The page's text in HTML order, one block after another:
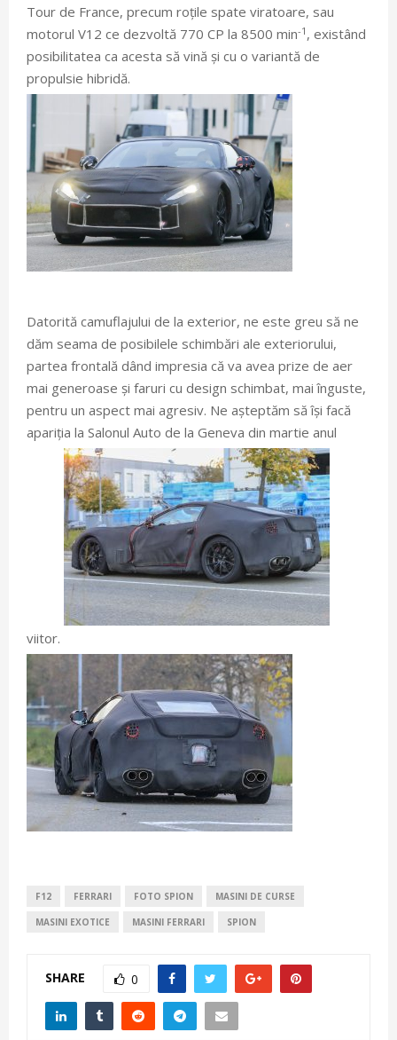
Tour de France, precum roțile spate viratoare, sau
motorul V12 ce dezvoltă 770 CP la 8500 min-1 , existând
posibilitatea ca acesta să vină și cu o variantă de
propulsie hibridă.
Datorită camuflajului de la exterior, ne este greu să ne
dăm seama de posibilele schimbări ale exteriorului,
partea frontală dând impresia că va avea prize de aer
mai generoase și faruri cu design schimbat, mai înguste,
pentru un aspect mai agresiv. Ne așteptăm să își facă
apariția la Salonul Auto de la Geneva din martie anul
viitor.
F12 FERRARI FOTO SPION MASINI DE CURSE
MASINI EXOTICE MASINI FERRARI SPION
SHARE 0